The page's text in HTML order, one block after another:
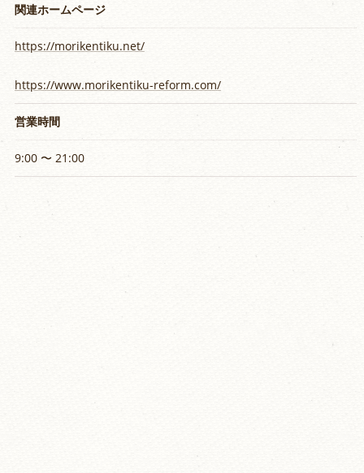
関連ホームページ
https://morikentiku.net/
https://www.morikentiku-reform.com/
営業時間
9:00 〜 21:00